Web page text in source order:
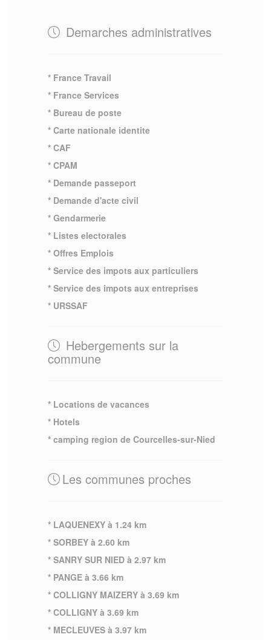
Demarches administratives
* France Travail
* France Services
* Bureau de poste
* Carte nationale identite
* CAF
* CPAM
* Demande passeport
* Demande d'acte civil
* Gendarmerie
* Listes electorales
* Offres Emplois
* Service des impots aux particuliers
* Service des impots aux entreprises
* URSSAF
Hebergements sur la
commune
* Locations de vacances
* Hotels
* camping region de Courcelles-sur-Nied
Les communes proches
* LAQUENEXY à 1.24 km
* SORBEY à 2.60 km
* SANRY SUR NIED à 2.97 km
* PANGE à 3.66 km
* COLLIGNY MAIZERY à 3.69 km
* COLLIGNY à 3.69 km
* MECLEUVES à 3.97 km